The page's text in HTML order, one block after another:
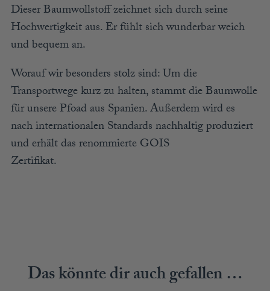
Dieser Baumwollstoff zeichnet sich durch seine
Hochwertigkeit aus. Er fühlt sich wunderbar weich
und bequem an.
Worauf wir besonders stolz sind: Um die
Transportwege kurz zu halten, stammt die Baumwolle
für unsere Pfoad aus Spanien. Außerdem wird es
nach internationalen Standards nachhaltig produziert
und erhält das renommierte GOIS
Zertifikat.
Das könnte dir auch gefallen …